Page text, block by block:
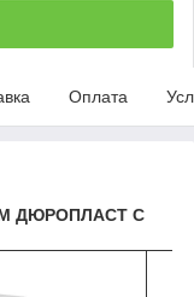
Оплата
ДЮРОПЛАСТ С